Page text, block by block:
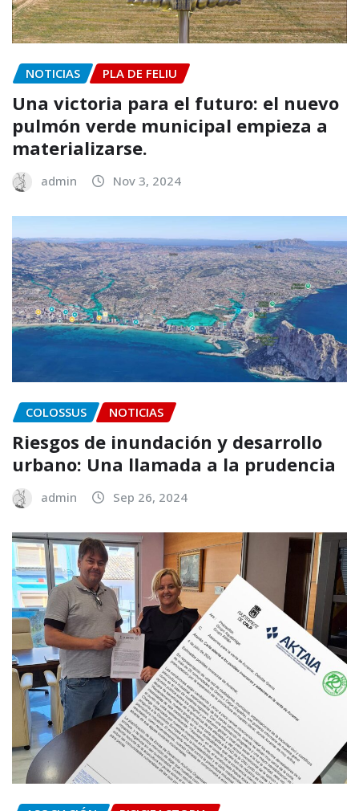
NOTICIAS PLA DE FELIU
Una victoria para el futuro: el nuevo
pulmón verde municipal empieza a
materializarse.
admin Nov 3, 2024
COLOSSUS NOTICIAS
Riesgos de inundación y desarrollo
urbano: Una llamada a la prudencia
admin Sep 26, 2024